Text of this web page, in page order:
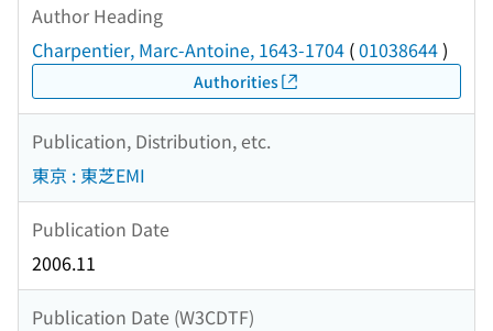
Author Heading
Charpentier, Marc-Antoine, 1643-1704 (01038644)
Authorities
Publication, Distribution, etc.
東京 : 東芝EMI
Publication Date
2006.11
Publication Date (W3CDTF)